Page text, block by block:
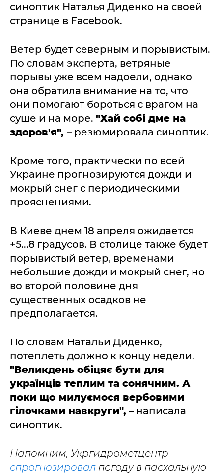
синоптик Наталья Диденко на своей
странице в Facebook.
Ветер будет северным и порывистым.
По словам эксперта, ветряные
порывы уже всем надоели, однако
она обратила внимание на то, что
они помогают бороться с врагом на
суше и на море. "Хай собі дме на
здоров'я", – резюмировала синоптик.
Кроме того, практически по всей
Украине прогнозируются дожди и
мокрый снег с периодическими
прояснениями.
В Киеве днем 18 апреля ожидается
+5...8 градусов. В столице также будет
порывистый ветер, временами
небольшие дожди и мокрый снег, но
во второй половине дня
существенных осадков не
предполагается.
По словам Натальи Диденко,
потеплеть должно к концу недели.
"Великдень обіцяє бути для
українців теплим та сонячним. А
поки що милуємося вербовими
гілочками навкруги", – написала
синоптик.
Напомним, Укргидрометцентр
спрогнозировал погоду в пасхальную